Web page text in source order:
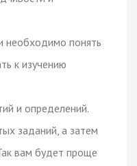
необходимо понять
к изучению
и определений.
заданий, а затем
вам будет проще